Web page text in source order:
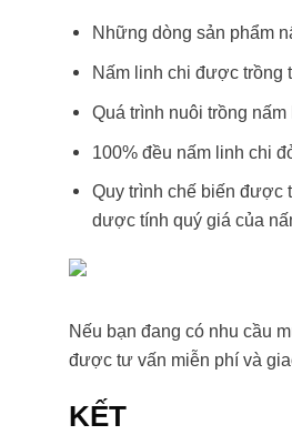
Những dòng sản phẩm
Nấm linh chi được trồng
Quá trình nuôi trồng
100% đều nấm linh chi
Quy trình chế biến được
dược tính quý giá của
Nếu bạn đang có nhu cầu
được tư vấn miễn phí và
KẾT